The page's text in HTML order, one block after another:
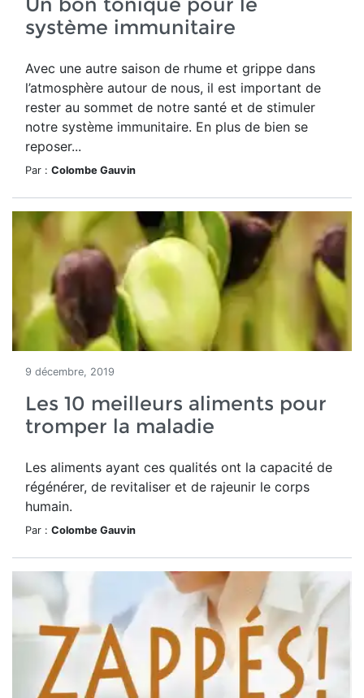
système immunitaire
Avec une autre saison de rhume et grippe dans
l’atmosphère autour de nous, il est important de
rester au sommet de notre santé et de stimuler
notre système immunitaire. En plus de bien se
reposer...
Par : Colombe Gauvin
9 décembre, 2019
Les 10 meilleurs aliments pour
tromper la maladie
Les aliments ayant ces qualités ont la capacité de
régénérer, de revitaliser et de rajeunir le corps
humain.
Par : Colombe Gauvin